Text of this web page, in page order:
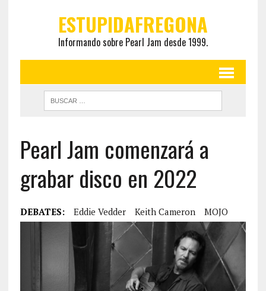
ESTUPIDAFREGONA
Informando sobre Pearl Jam desde 1999.
Pearl Jam comenzará a
grabar disco en 2022
DEBATES: Eddie Vedder Keith Cameron MOJO